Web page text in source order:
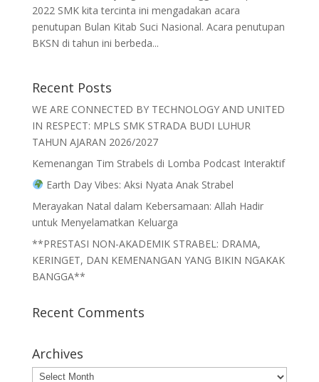
2022 SMK kita tercinta ini mengadakan acara
penutupan Bulan Kitab Suci Nasional. Acara penutupan
BKSN di tahun ini berbeda...
Recent Posts
WE ARE CONNECTED BY TECHNOLOGY AND UNITED
IN RESPECT: MPLS SMK STRADA BUDI LUHUR
TAHUN AJARAN 2026/2027
Kemenangan Tim Strabels di Lomba Podcast Interaktif
Earth Day Vibes: Aksi Nyata Anak Strabel
Merayakan Natal dalam Kebersamaan: Allah Hadir
untuk Menyelamatkan Keluarga
**PRESTASI NON-AKADEMIK STRABEL: DRAMA,
KERINGET, DAN KEMENANGAN YANG BIKIN NGAKAK
BANGGA**
Recent Comments
Archives
Archives